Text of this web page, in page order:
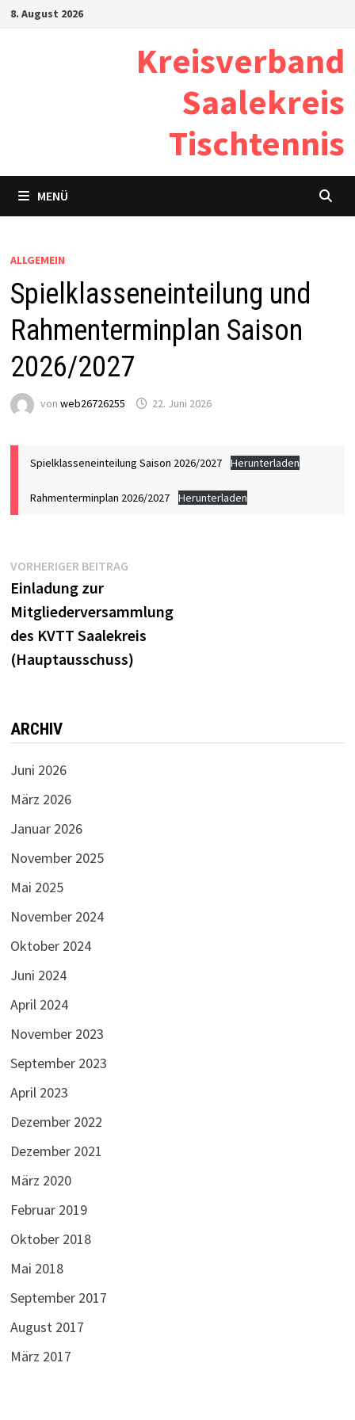
Zum8. August 2026
Kreisverband
Saalekreis
Tischtennis
MENÜ
ALLGEMEIN
Spielklasseneinteilung und
Rahmenterminplan Saison
2026/2027
von web26726255 22. Juni 2026
Spielklasseneinteilung Saison 2026/2027 Herunterladen
Rahmenterminplan 2026/2027 Herunterladen
Beitragsnavigation
VORHERIGER BEITRAGVorheriger
Einladung zur
Mitgliederversammlung
des KVTT Saalekreis
(Hauptausschuss)
ARCHIV
Juni 2026
März 2026
Januar 2026
November 2025
Mai 2025
November 2024
Oktober 2024
Juni 2024
April 2024
November 2023
September 2023
April 2023
Dezember 2022
Dezember 2021
März 2020
Februar 2019
Oktober 2018
Mai 2018
September 2017
August 2017
März 2017